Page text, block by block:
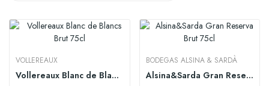
VOLLEREAUX
Vollereaux Blanc de Blancs Brut 75cl
BODEGAS ALSINA & SARDÀ
Alsina&Sarda Gran Reserva Brut 75cl